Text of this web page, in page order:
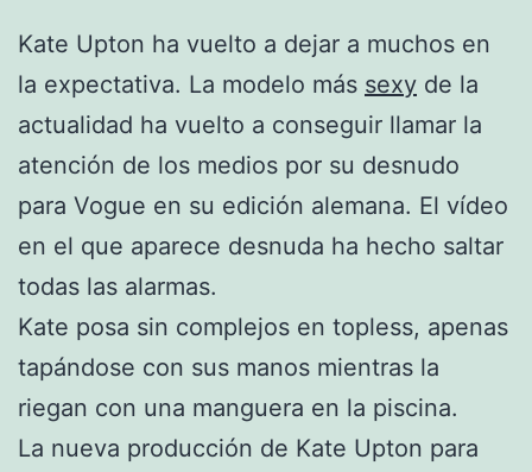
Kate Upton ha vuelto a dejar a muchos en
la expectativa. La modelo más sexy de la
actualidad ha vuelto a conseguir llamar la
atención de los medios por su desnudo
para Vogue en su edición alemana. El vídeo
en el que aparece desnuda ha hecho saltar
todas las alarmas.
Kate posa sin complejos en topless, apenas
tapándose con sus manos mientras la
riegan con una manguera en la piscina.
La nueva producción de Kate Upton para